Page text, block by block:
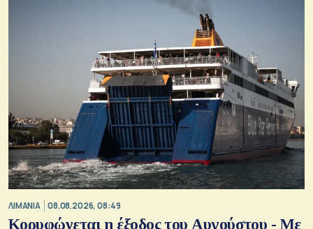
ΛΙΜΑΝΙΑ 08.08.2026, 08:49
Κορυφώνεται η έξοδος του Αυγούστου - Με